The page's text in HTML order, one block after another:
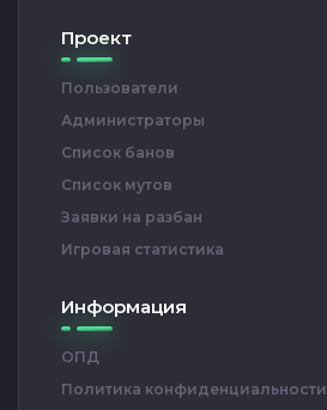
Проект
Пользователи
Администраторы
Список банов
Список мутов
Заявки на разбан
Игровая статистика
Информация
ОПД
Политика конфиденциальности